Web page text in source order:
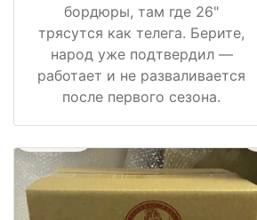
бордюры, там где 26"
трясутся как телега. Берите,
народ уже подтвердил —
работает и не разваливается
после первого сезона.